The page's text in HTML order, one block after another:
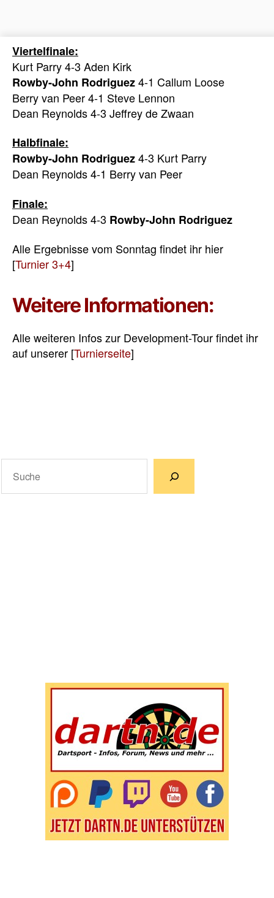
Viertelfinale:
Kurt Parry 4-3 Aden Kirk
Rowby-John Rodriguez4-1 Callum Loose
Berry van Peer 4-1 Steve Lennon
Dean Reynolds 4-3 Jeffrey de Zwaan
Halbfinale:
Rowby-John Rodriguez4-3 Kurt Parry
Dean Reynolds 4-1 Berry van Peer
Finale:
Dean Reynolds 4-3 Rowby-John Rodriguez
Alle Ergebnisse vom Sonntag findet ihr hier
[Turnier 3+4]
Weitere Informationen:
Alle weiteren Infos zur Development-Tour findet ihr
auf unserer [Turnierseite]